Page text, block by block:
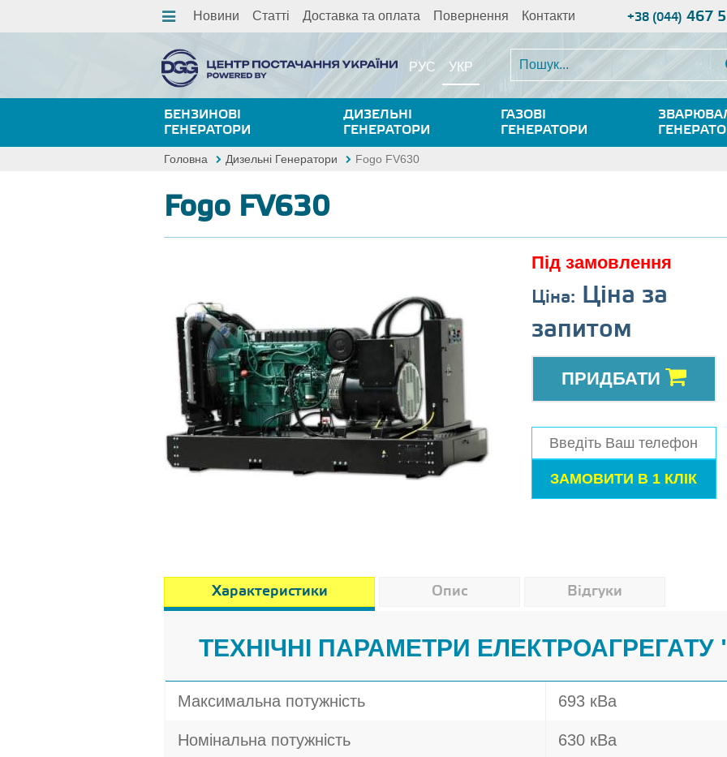
Новини Статті Доставка та оплата Повернення Контакти +38 (044) 467
РУС УКР
БЕНЗИНОВІ
ГЕНЕРАТОРИ
ДИЗЕЛЬНІ
ГЕНЕРАТОРИ
ГАЗОВІ
ГЕНЕРАТОРИ
Головна Дизельні Генератори Fogo FV630
Fogo FV630
Під замовлення
Ціна: Ціна за
запитом
ПРИДБАТИ
Характеристики Опис Відгуки
ТЕХНІЧНІ ПАРАМЕТРИ ЕЛЕКТРОАГРЕГАТУ
Максимальна потужність 693 кВа
Номінальна потужність 630 кВа